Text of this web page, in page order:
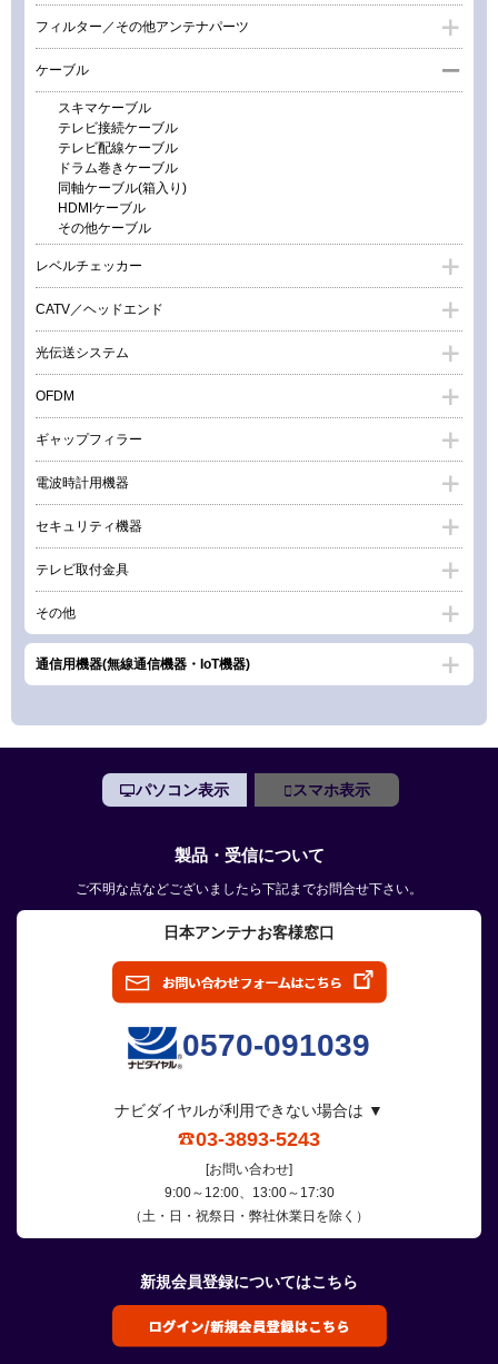
フィルター／その他アンテナパーツ
ケーブル
スキマケーブル
テレビ接続ケーブル
テレビ配線ケーブル
ドラム巻きケーブル
同軸ケーブル(箱入り)
HDMIケーブル
その他ケーブル
レベルチェッカー
CATV／ヘッドエンド
光伝送システム
OFDM
ギャップフィラー
電波時計用機器
セキュリティ機器
テレビ取付金具
その他
通信用機器(無線通信機器・IoT機器)
パソコン表示 スマホ表示
製品・受信について
ご不明な点などございましたら下記までお問合せ下さい。
日本アンテナお客様窓口
0570-091039
ナビダイヤルが利用できない場合は ▼
03-3893-5243
[お問い合わせ]
9:00～12:00、13:00～17:30
（土・日・祝祭日・弊社休業日を除く）
新規会員登録についてはこちら